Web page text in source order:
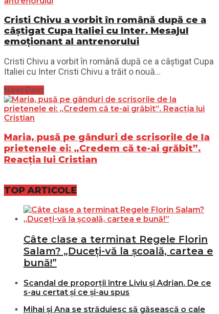
Cristi Chivu a vorbit în română după ce a
câștigat Cupa Italiei cu Inter. Mesajul
emoționant al antrenorului
Cristi Chivu a vorbit în română după ce a câștigat Cupa
Italiei cu Inter Cristi Chivu a trăit o nouă...
Next Post
Maria, pusă pe gânduri de scrisorile de la
prietenele ei: „Credem că te-ai grăbit”.
Reacția lui Cristian
TOP ARTICOLE
Câte clase a terminat Regele Florin
Salam? „Duceți-vă la școală, cartea e
bună!”
Scandal de proporții între Liviu și Adrian. De ce
s-au certat și ce și-au spus
Mihai și Ana se străduiesc să găsească o cale